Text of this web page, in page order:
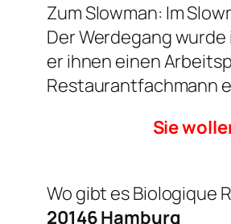
Zum Slowman: Im
Der Werdegang
er ihnen einen
Restaurantfachmann
Sie
Wo gibt es Biologique
20146 Hamburg